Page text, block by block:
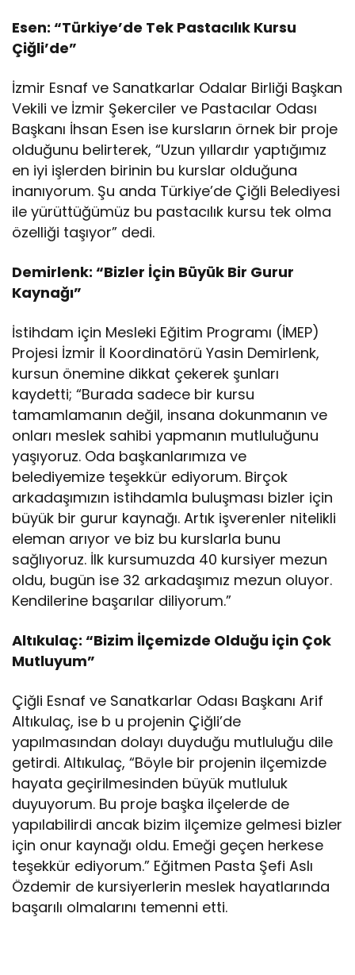
Esen: “Türkiye’de Tek Pastacılık Kursu
Çiğli’de”
İzmir Esnaf ve Sanatkarlar Odalar Birliği Başkan
Vekili ve İzmir Şekerciler ve Pastacılar Odası
Başkanı İhsan Esen ise kursların örnek bir proje
olduğunu belirterek, “Uzun yıllardır yaptığımız
en iyi işlerden birinin bu kurslar olduğuna
inanıyorum. Şu anda Türkiye’de Çiğli Belediyesi
ile yürüttüğümüz bu pastacılık kursu tek olma
özelliği taşıyor” dedi.
Demirlenk: “Bizler İçin Büyük Bir Gurur
Kaynağı”
İstihdam için Mesleki Eğitim Programı (İMEP)
Projesi İzmir İl Koordinatörü Yasin Demirlenk,
kursun önemine dikkat çekerek şunları
kaydetti; “Burada sadece bir kursu
tamamlamanın değil, insana dokunmanın ve
onları meslek sahibi yapmanın mutluluğunu
yaşıyoruz. Oda başkanlarımıza ve
belediyemize teşekkür ediyorum. Birçok
arkadaşımızın istihdamla buluşması bizler için
büyük bir gurur kaynağı. Artık işverenler nitelikli
eleman arıyor ve biz bu kurslarla bunu
sağlıyoruz. İlk kursumuzda 40 kursiyer mezun
oldu, bugün ise 32 arkadaşımız mezun oluyor.
Kendilerine başarılar diliyorum.”
Altıkulaç: “Bizim İlçemizde Olduğu için Çok
Mutluyum”
Çiğli Esnaf ve Sanatkarlar Odası Başkanı Arif
Altıkulaç, ise b u projenin Çiğli’de
yapılmasından dolayı duyduğu mutluluğu dile
getirdi. Altıkulaç, “Böyle bir projenin ilçemizde
hayata geçirilmesinden büyük mutluluk
duyuyorum. Bu proje başka ilçelerde de
yapılabilirdi ancak bizim ilçemize gelmesi bizler
için onur kaynağı oldu. Emeği geçen herkese
teşekkür ediyorum.” Eğitmen Pasta Şefi Aslı
Özdemir de kursiyerlerin meslek hayatlarında
başarılı olmalarını temenni etti.